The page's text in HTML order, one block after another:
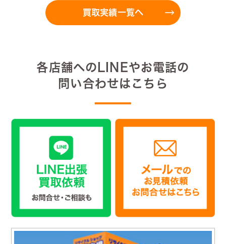
買取実績一覧へ
各店舗へのLINEやお電話の
問い合わせはこちら